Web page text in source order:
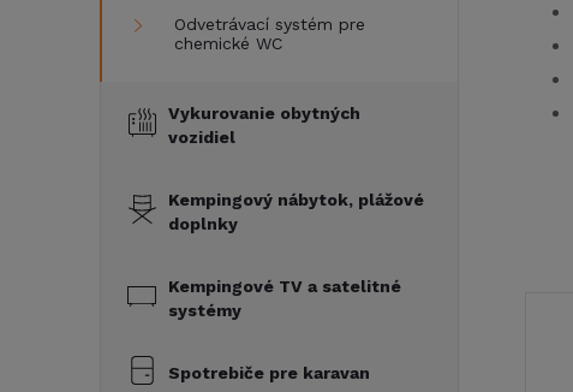
Odvetrávací systém pre
chemické WC
Vykurovanie obytných
vozidiel
Kempingový nábytok, plážové
doplnky
Kempingové TV a satelitné
systémy
Spotrebiče pre karavan